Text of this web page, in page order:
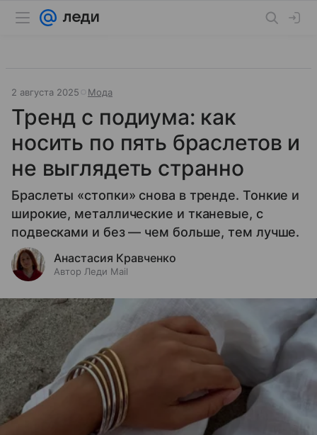
2 августа 2025 Мода
Тренд с подиума: как
носить по пять браслетов и
не выглядеть странно
Браслеты «стопки» снова в тренде. Тонкие и
широкие, металлические и тканевые, с
подвесками и без — чем больше, тем лучше.
Анастасия Кравченко
Автор Леди Mail